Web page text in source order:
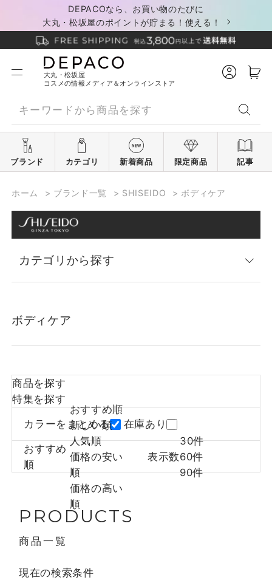
DEPACOなら、お買い物のたびに
大丸・松坂屋のポイントが貯まる！使える！
大丸・松坂屋
コスメの情報メディア＆オンラインストア
ブランド カテゴリ 新着商品 限定商品 記事
ホーム > ブランド一覧 > SHISEIDO > ボディケア
カテゴリから探す
ボディケア
商品を探す
特集を探す
カラーをまとめる 在庫あり
おすすめ
順
おすすめ順
新しい順
人気順
価格の安い
順
価格の高い
順
表示数
30件
60件
90件
PRODUCTS
商品一覧
現在の検索条件